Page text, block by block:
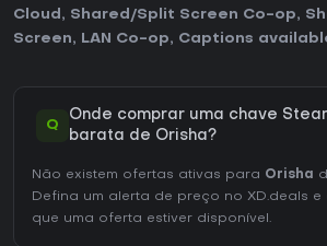
Cloud , Shared/Split Screen Co-op,
Screen, LAN Co-op, Captions
Q
Onde comprar uma chave
barata de Orisha?
Não existem ofertas ativas para Orisha
Defina um alerta de preço no XD.deals e
que uma oferta estiver disponível.